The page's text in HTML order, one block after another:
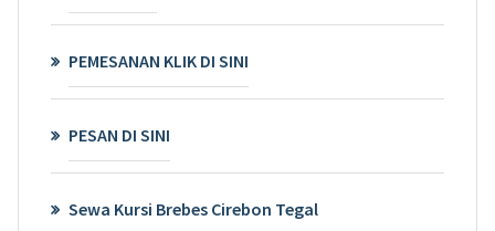
PEMESANAN KLIK DI SINI
PESAN DI SINI
Sewa Kursi Brebes Cirebon Tegal